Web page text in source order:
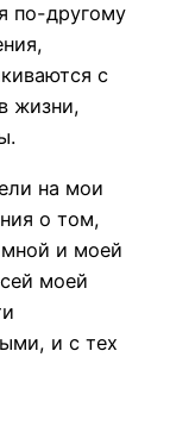
по-другому
с
жизни,
на мои
о том,
мной и моей
моей
и с тех